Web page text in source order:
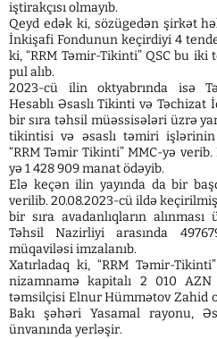
iştirakçısı olmayıb.
Qeyd edək ki, sözügedən şirkət
İnkişafi Fondunun keçirdiyi 4
ki, “RRM Təmir-Tikinti” QSC bu iki
pul alıb.
2023-cü ilin oktyabrında isə
Hesablı Əsaslı Tikinti və Təchizat
bir sıra təhsil müəssisələri üzrə
tikintisi və əsaslı təmiri işlərinin
“RRM Təmir Tikinti” MMC-yə
yə 1 428 909 manat ödəyib.
Elə keçən ilin yayında da bir
verilib. 20.08.2023-cü ildə
bir sıra avadanlıqların
Təhsil Nazirliyi arasında
müqaviləsi imzalanıb.
Xatırladaq ki, “RRM Təmir-
nizamnamə kapitalı 2 010
təmsilçisi Elnur Hümmətov Zahid
Bakı şəhəri Yasamal rayonu,
ünvanında yerləşir.